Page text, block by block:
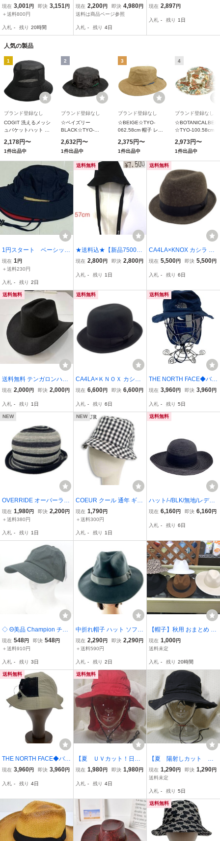
ースフェイス NNW01830
ハット sizeM/ベージュ ■■
現在 3,001円 即決 3,151円
＋送料800円
入札 - 残り 20時間
サファリ テンガロン 男女
OK 送料\340
現在 2,200円 即決 4,980円
送料は商品ページ参照
入札 - 残り 4日
～4月位 頭サイズ57 純日
現在 2,897円
入札 - 残り 1日
人気の製品
1
ブランド登録なし
COGIT 洗えるメッシ
ュバケットハット ブ
2,178円〜
1件出品中
2
ブランド登録なし
☆ペイズリー
BLACK☆TYO-
ィース uv 折りたたみ
洗える アドベンチャ
ーハット サファリハ
ット UVカット キッズ
2,632円〜
1件出品中
3
ブランド登録なし
☆BEIGE☆TYO-
062.58cm 帽子 レデ
洗える アドベンチャ
ーハット サファリハ
ット UVカット キッズ
メンズ 男
2,375円〜
1件出品中
4
ブランド登録なし
☆TYO-100.58cm 帽
たたみ 洗える アド
ンチャーハット サフ
ァリハット UVカッ
2,973円〜
1件出品中
1円スタート ベーシック
エンチ Basiquenti サ
ファリハット ネイビ
り52～54cm UVカッ
ト キッズ 未使用品
現在 1円
＋送料230円
入札 - 残り 2日
送料無料
★送料込★【新品7500円
スコットクラブ nouer VL
ロイ ハット リボン 紐
黒
現在 2,800円 即決 2,800円
入札 - 残り 1日
送料無料
CA4LA×KNOX カシラ ハ
ット 帽子 ダークブラウン
現在 5,500円 即決 5,500円
入札 - 残り 6日
送料無料
送料無料 テンガロンハッ
ト ラメつき サイズ57 男
現在 2,000円 即決 2,000円
入札 - 残り 1日
送料無料
CA4LA×ＫＮＯＸ カシラ
ハット 帽子 ブラック 目
現在 6,600円 即決 6,600円
入札 - 残り 6日
送料無料
THE NORTH FACE◆バケ
ットハット/-/ナイロン/BL
現在 3,960円 即決 3,960円
入札 - 残り 5日
NEW
OVERRIDE オーバーライ
ド ハット size58cm/グレ
ー系×ブラック
現在 1,980円 即決 2,200円
＋送料380円
入札 - 残り 1日
NEW
COEUR クール 通年 ギン
ガムチェック★ ハット 帽
子 Sz.F レディース 白 ×
現在 1,790円
＋送料300円
入札 - 残り 1日
送料無料
ハット/-/BLK/無地/レディ
ース
現在 6,160円 即決 6,160円
入札 - 残り 6日
◇ Θ美品 Champion チャ
ンピオン ワンポイント ロ
ゴ刺繍 小さいサイズ キャ
S レディース E
現在 548円 即決 548円
＋送料910円
入札 - 残り 3日
中折れ帽子 ハット ソフト
リボン シマゲツ ウール
頭囲55～58cm ブラック
現在 2,290円 即決 2,290円
＋送料590円
入札 - 残り 2日
【帽子】秋用 おまとめ 5
点 サイズ57～60㎝ ② 格
安1000円スタート
現在 1,000円
送料未定
入札 - 残り 20時間
送料無料
THE NORTH FACE◆バケ
ットハット/S/ナイロン/B
2337//
現在 3,960円 即決 3,960円
入札 - 残り 4日
送料無料
【夏 ＵＶカット！日除
けフラップ付】レディ
外線遮蔽 アウトドアハ
り約62～58ｃｍ＞063
現在 1,980円 即決 1,980円
入札 - 残り 4日
【夏 陽射しカット 熱
中症遮蔽！】【6775】レ
ディス アドベンチャー
り口約６０ｃｍ＞綿１０
０％ ウォッシュ加工
現在 1,290円 即決 1,290円
送料未定
入札 - 残り 5日
送料無料